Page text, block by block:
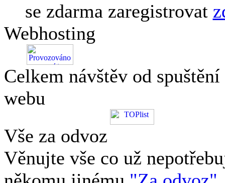
se zdarma zaregistrovat
Webhosting
Celkem návštěv od spuštění
webu
Vše za odvoz
Věnujte vše co už